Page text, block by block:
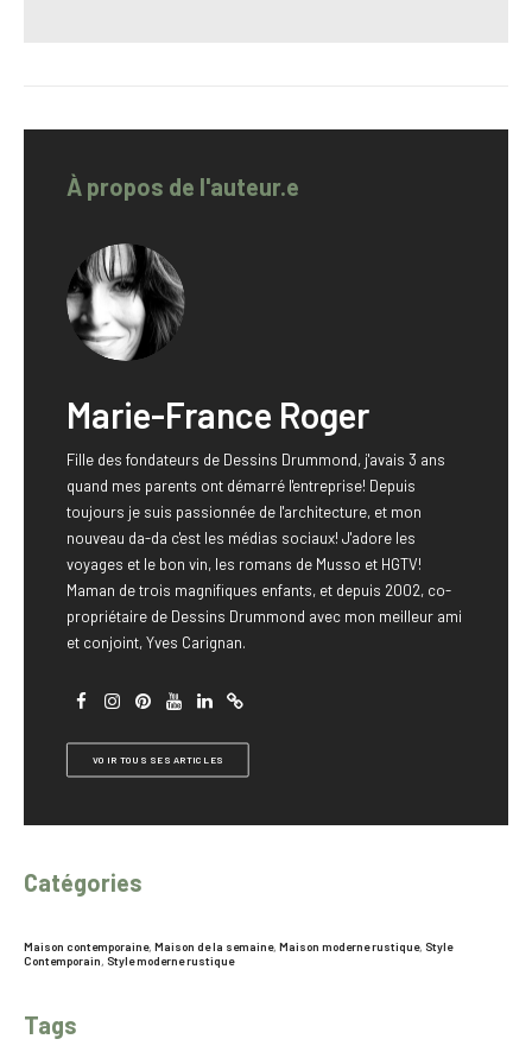
À propos de l'auteur.e
Marie-France Roger
Fille des fondateurs de Dessins Drummond, j'avais 3 ans
quand mes parents ont démarré l'entreprise! Depuis
toujours je suis passionnée de l'architecture, et mon
nouveau da-da c'est les médias sociaux! J'adore les
voyages et le bon vin, les romans de Musso et HGTV!
Maman de trois magnifiques enfants, et depuis 2002, co-
propriétaire de Dessins Drummond avec mon meilleur ami
et conjoint, Yves Carignan.
VOIR TOUS SES ARTICLES
Catégories
Maison contemporaine, Maison de la semaine, Maison moderne rustique, Style
Contemporain, Style moderne rustique
Tags